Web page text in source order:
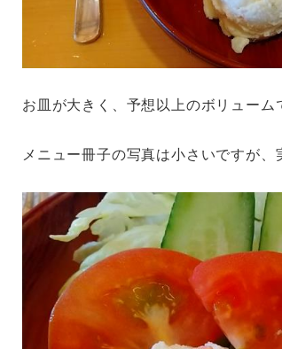
お皿が大きく、予想以上のボリューム
メニュー冊子の写真は小さいですが、